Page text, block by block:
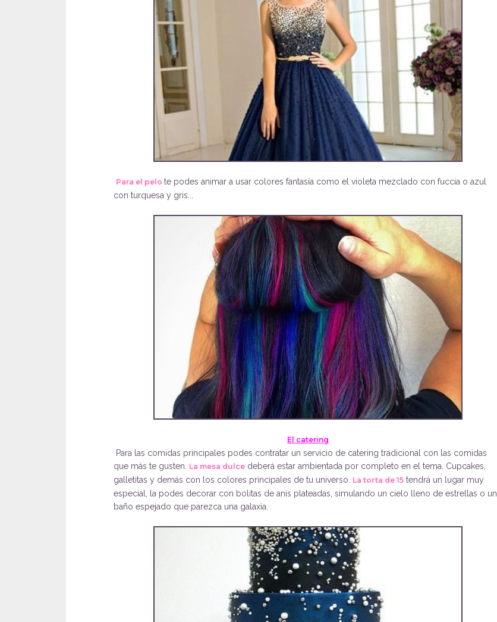
Para el pelo te podes animar a usar colores fantasía como el violeta mezclado con fuccia o azul
con turquesa y gris...
El catering
Para las comidas principales podes contratar un servicio de catering tradicional con las comidas
que más te gusten. La mesa dulce deberá estar ambientada por completo en el tema. Cupcakes,
galletitas y demás con los colores principales de tu universo. La torta de 15 tendrá un lugar muy
especial, la podes decorar con bolitas de anis plateadas, simulando un cielo lleno de estrellas o un
baño espejado que parezca una galaxia.